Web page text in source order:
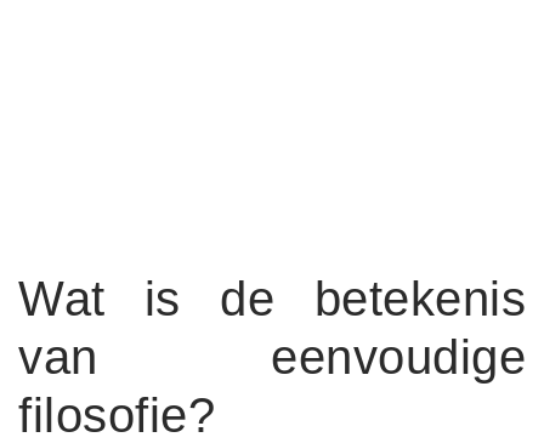
Wat is de betekenis
van eenvoudige
filosofie?